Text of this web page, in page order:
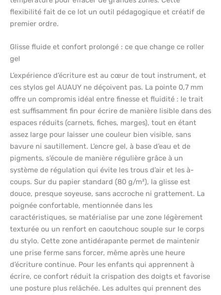
flexibilité fait de ce lot un outil pédagogique et créatif de
premier ordre.
Glisse fluide et confort prolongé : ce que change ce roller
gel
L’expérience d’écriture est au cœur de tout instrument, et
ces stylos gel AUAUY ne déçoivent pas. La pointe 0,7 mm
offre un compromis idéal entre finesse et fluidité : le trait
est suffisamment fin pour écrire de manière lisible dans des
espaces réduits (carnets, fiches, marges), tout en étant
assez large pour laisser une couleur bien visible, sans
bavure ni sautillement. L’encre gel, à base d’eau et de
pigments, s’écoule de manière régulière grâce à un
système de régulation qui évite les trous d’air et les à-
coups. Sur du papier standard (80 g/m²), la glisse est
douce, presque soyeuse, sans accroche ni grattement. La
poignée confortable, mentionnée dans les
caractéristiques, se matérialise par une zone légèrement
texturée ou un renfort en caoutchouc souple sur le corps
du stylo. Cette zone antidérapante permet de maintenir
une prise ferme sans forcer, même après une heure
d’écriture continue. Pour les enfants qui apprennent à
écrire, ce confort réduit la crispation des doigts et favorise
une posture plus relâchée. Les adultes qui prennent des